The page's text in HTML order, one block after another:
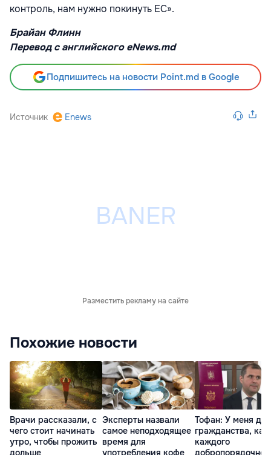
контроль, нам нужно покинуть ЕС».
Брайан Флинн
Перевод с английскогоeNews.md
Подпишитесь на новости Point.md в Google
Источник Enews
Разместить рекламу на сайте
Похожие новости
Врачи рассказали, с
чего стоит начинать
утро, чтобы прожить
дольше
Эксперты назвали
самое неподходящее
время для
употребления кофе
Тофан: У меня два
гражданства, как
каждого